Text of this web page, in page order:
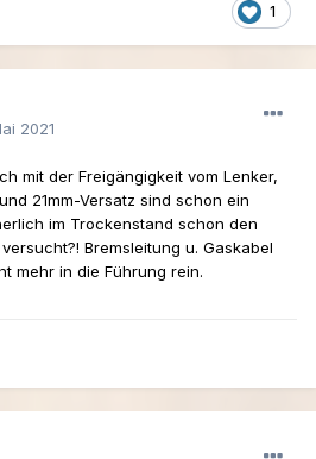
1
2021
mit der Freigängigkeit vom Lenker,
21mm-Versatz sind schon ein
im Trockenstand schon den
Bremsleitung u. Gaskabel
mehr in die Führung rein.